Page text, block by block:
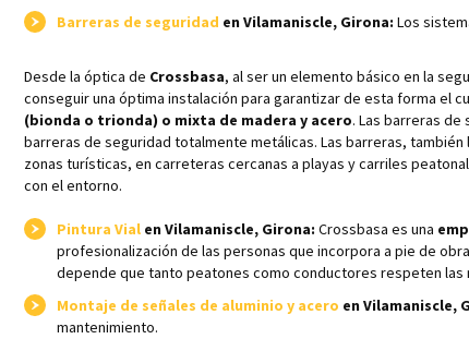
Barreras de seguridad en Vilamaniscle, Girona: Los
Desde la óptica de Crossbasa, al ser un elemento básico en la
conseguir una óptima instalación para garantizar de esta forma el
(bionda o trionda) o mixta de madera y acero. Las barreras
barreras de seguridad totalmente metálicas. Las barreras,
zonas turísticas, en carreteras cercanas a playas y carriles
con el entorno.
Pintura Vial en Vilamaniscle, Girona: Crossbasa es una
profesionalización de las personas que incorpora a pie de
depende que tanto peatones como conductores respeten las
Montaje de señales de aluminio y acero en Vilamaniscle,
mantenimiento.